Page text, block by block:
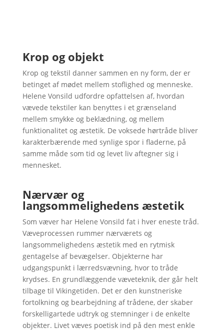
Krop og objekt
Krop og tekstil danner sammen en ny form, der er
betinget af mødet mellem stoflighed og menneske.
Helene Vonsild udfordre opfattelsen af, hvordan
vævede tekstiler kan benyttes i et grænseland
mellem smykke og beklædning, og mellem
funktionalitet og æstetik. De voksede hørtråde bliver
karakterbærende med synlige spor i fladerne, på
samme måde som tid og levet liv aftegner sig i
mennesket.
Nærvær og
langsommelighedens æstetik
Som væver har Helene Vonsild fat i hver eneste tråd.
Væveprocessen rummer nærværets og
langsommelighedens æstetik med en rytmisk
gentagelse af bevægelser. Objekterne har
udgangspunkt i lærredsvævning, hvor to tråde
krydses. En grundlæggende væveteknik, der går helt
tilbage til Vikingetiden. Det er den kunstneriske
fortolkning og bearbejdning af trådene, der skaber
forskelligartede udtryk og stemninger i de enkelte
objekter. Livet væves poetisk ind på den mest enkle